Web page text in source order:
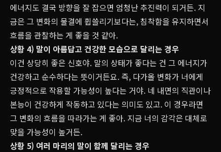
에너지도 결국 방향을 잘 잡으면 엄청난 추진력이 되거든. 지
금은 그 변화의 물결에 휩쓸리기보다는, 침착함을 유지하면서
흐름을 관찰하는 게 좋을 것 같아.
상황 4) 말이 아름답고 건강한 모습으로 달리는 경우
이건 상당히 좋은 신호야. 말의 상태가 좋다는 건 그 에너지가
건강하고 순수하다는 뜻이거든요. 즉, 다가올 변화가 너에게
긍정적으로 작용할 가능성이 높다는 거야. 네 내면의 직관이나
본능이 건강하게 작동하고 있다는 의미도 있고. 이 경우라면
그 변화의 흐름을 따라가는 게 좋아. 지금 너의 감각은 대체로
맞을 가능성이 높거든.
상황 5) 여러 마리의 말이 함께 달리는 경우